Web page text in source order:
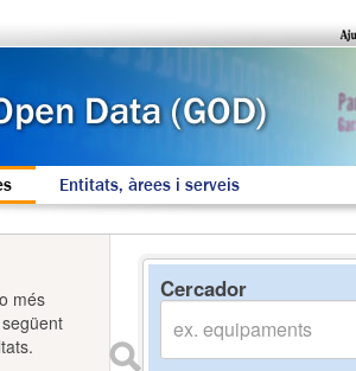
Entitats, àrees i serveis
Cercador
més